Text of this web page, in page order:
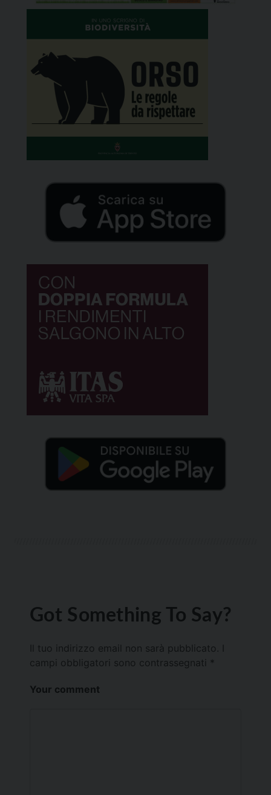
Got Something To Say?
Il tuo indirizzo email non sarà pubblicato.
campi obbligatori sono contrassegnati *
Your comment